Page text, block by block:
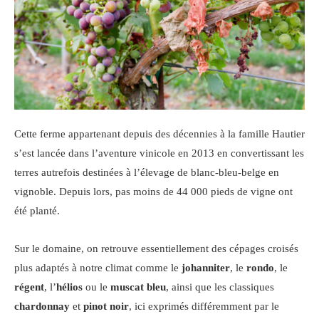
Cette ferme appartenant depuis des décennies à la famille Hautier
s’est lancée dans l’aventure vinicole en 2013 en convertissant les
terres autrefois destinées à l’élevage de blanc-bleu-belge en
vignoble. Depuis lors, pas moins de 44 000 pieds de vigne ont
été planté.
Sur le domaine, on retrouve essentiellement des cépages croisés
plus adaptés à notre climat comme le johanniter, le rondo, le
régent, l’hélios ou le muscat bleu, ainsi que les classiques
chardonnay et pinot noir, ici exprimés différemment par le